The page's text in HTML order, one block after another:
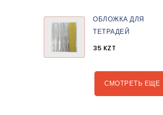
ОБЛОЖКА ДЛЯ
ТЕТРАДЕЙ
35 KZT
СМОТРЕТЬ ЕЩЕ